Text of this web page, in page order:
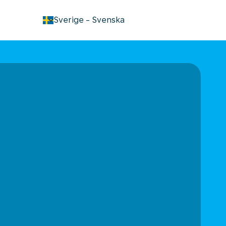
Sverige - Svenska
keyboard_arrow_down